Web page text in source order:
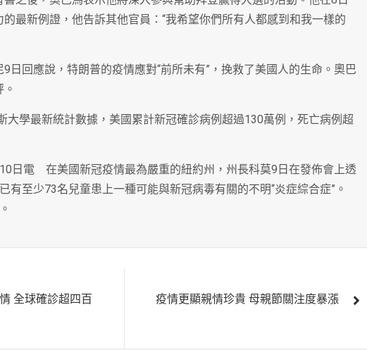
最新例證，他告訴其他官員：“我希望你們所有人都感到和我一樣的
日回應說，特朗普的疫情應對“前所未有”，挽救了美國人的生命。奧巴
大學最新統計數據，美國累計新冠確診病例超過130萬例，死亡病例超
日電 在美國新冠疫情最為嚴重的紐約州，州長科莫9日在發佈會上透
有至少73名兒童患上一種可能與新冠病毒有關的不明“炎症綜合症”。
全球確診超四百
疫情更顯親情珍貴 母親節關注度暴漲